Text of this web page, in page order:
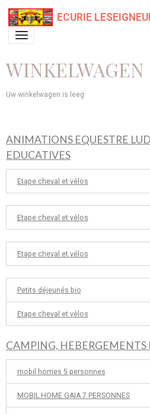
ECURIE
WINKELWAGEN
Uw winkelwagen is leeg
ANIMATIONS EQUESTRE
EDUCATIVES
Etape cheval et vélos
Etape cheval et vélos
Etape cheval et vélos
Petits déjeunés bio
Etape cheval et vélos
CAMPING, HEBERGEMENTS
mobil homes 5 personnes
MOBIL HOME GAIA 7 PERSONNES